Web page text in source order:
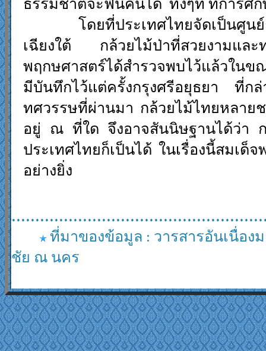
ธรรมชาติจะฟื้นคืนได้ ทั้งๆท ที่การศึก
โดยที่ประเทศไทยจัดเป็นศูนย์กล
เฉียงใต้ กล้วยไม้ป่าที่สวยงามแ
พฤกษศาสตร์ได้สำรวจพบไว้แล้วใน
มีบันทึกไว้แต่ครั้งกรุงศรีอยุธยา ที่กล่
ทศวรรษที่ผ่านมา กล้วยไม้ไทยหลาย
อยู่ ณ ที่ใด จึงอาจสันนิษฐานได้ว่า ก
ประเทศไทยก็เป็นได้ ในเรื่องนี้สมเด็
อย่างยิ่ง
ที่มาของข้อมูล : วารสารอันเนื่อ
ชัย ณ นคร